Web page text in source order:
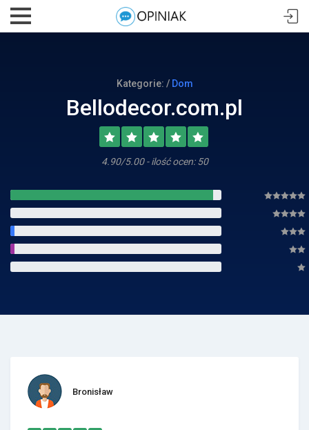
Kategorie: / Dom
Bellodecor.com.pl
4.90/5.00 - ilość ocen: 50
Bronisław